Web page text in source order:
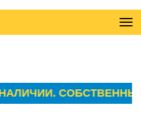
СОБСТВЕННЫЙ